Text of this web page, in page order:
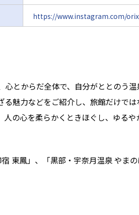
https://www.instagram.com/
とからだ全体で、自分がととのう
魅力などをご紹介し、旅館だけで
の心を柔らかくときほぐし、ゆる
東鳳」、「黒部・宇奈月温泉 やま